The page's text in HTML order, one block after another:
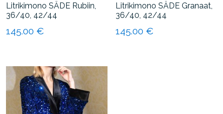
Litrikimono SÄDE Rubiin,
36/40, 42/44
145.00 €
on
mitu
varianti.
Valikuid
Litrikimono SÄDE Granaat,
36/40, 42/44
145.00 €